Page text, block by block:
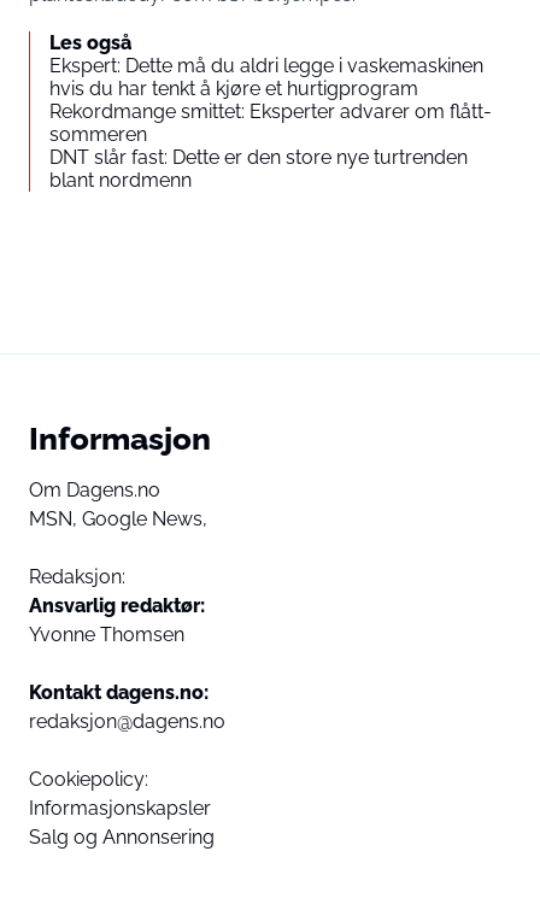
Les også
Ekspert: Dette må du aldri legge i vaskemaskinen
hvis du har tenkt å kjøre et hurtigprogram
Rekordmange smittet: Eksperter advarer om flått-
sommeren
DNT slår fast: Dette er den store nye turtrenden
blant nordmenn
Informasjon
Om Dagens.no
MSN, Google News,
Redaksjon:
Ansvarlig redaktør:
Yvonne Thomsen
Kontakt dagens.no:
redaksjon@dagens.no
Cookiepolicy:
Informasjonskapsler
Salg og Annonsering